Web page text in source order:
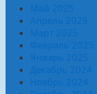
Май 2025
Апрель 2025
Март 2025
Февраль 2025
Январь 2025
Декабрь 2024
Ноябрь 2024